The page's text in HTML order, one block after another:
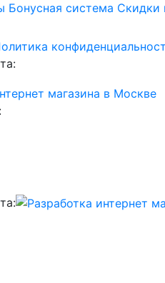
Бонусная система Скидки